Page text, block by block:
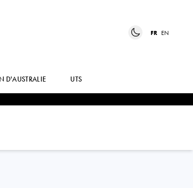
FR EN
D'AUSTRALIE UTS